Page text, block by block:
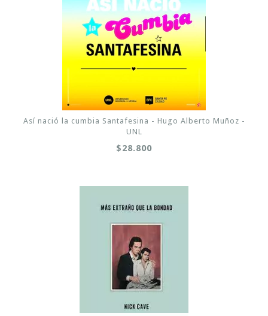
Así nació la cumbia Santafesina - Hugo Alberto Muñoz -
UNL
$28.800